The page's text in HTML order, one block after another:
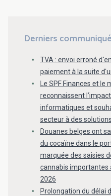
Derniers
TVA : envoi erroné
paiement à la suite
Le SPF Finances et
reconnaissent
informatiques et
secteur à des
Douanes belges ont
du cocaïne dans le
marquée des saisies
cannabis importantes
2026
Prolongation du délai